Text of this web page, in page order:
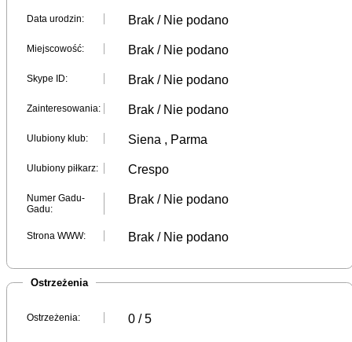
Data urodzin: Brak / Nie podano
Miejscowość: Brak / Nie podano
Skype ID: Brak / Nie podano
Zainteresowania: Brak / Nie podano
Ulubiony klub: Siena , Parma
Ulubiony piłkarz: Crespo
Numer Gadu-
Gadu:
Brak / Nie podano
Strona WWW: Brak / Nie podano
Ostrzeżenia
Ostrzeżenia: 0 / 5